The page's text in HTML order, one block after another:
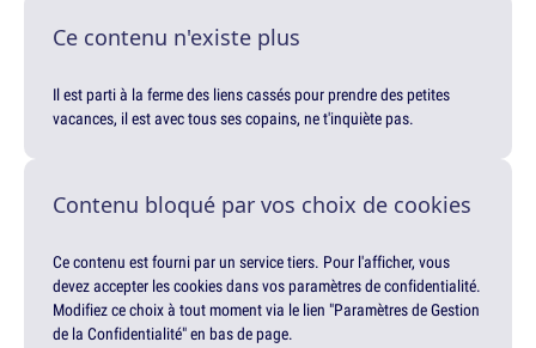
Ce contenu n'existe plus
Il est parti à la ferme des liens cassés pour prendre des petites
vacances, il est avec tous ses copains, ne t'inquiète pas.
Contenu bloqué par vos choix de cookies
Ce contenu est fourni par un service tiers. Pour l'afficher, vous
devez accepter les cookies dans vos paramètres de confidentialité.
Modifiez ce choix à tout moment via le lien "Paramètres de Gestion
de la Confidentialité" en bas de page.